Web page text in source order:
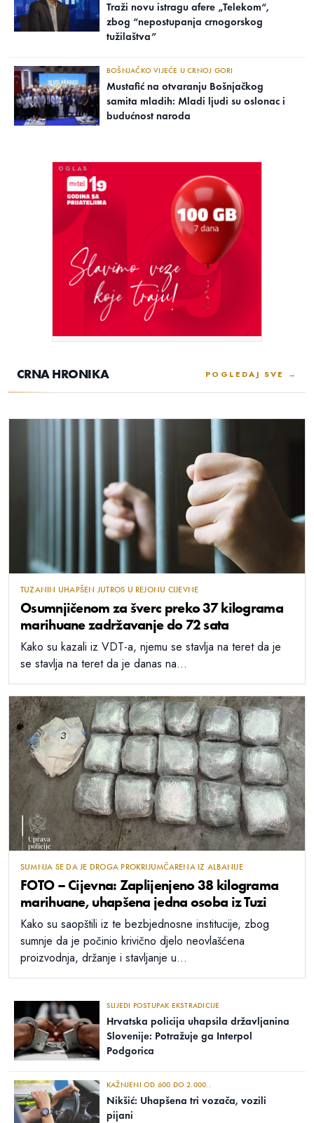
Traži novu istragu afere „Telekom“,
zbog “nepostupanja crnogorskog
tužilaštva”
BOŠNJAČKO VIJEĆE U CRNOJ GORI
Mustafić na otvaranju Bošnjačkog
samita mladih: Mladi ljudi su oslonac i
budućnost naroda
CRNA HRONIKA POGLEDAJ SVE →
TUZANIN UHAPŠEN JUTROS U REJONU CIJEVNE
Osumnjičenom za šverc preko 37 kilograma
marihuane zadržavanje do 72 sata
Kako su kazali iz VDT-a, njemu se stavlja na teret da je
se stavlja na teret da je danas na...
SUMNJA SE DA JE DROGA PROKRIJUMČARENA IZ ALBANIJE
FOTO – Cijevna: Zaplijenjeno 38 kilograma
marihuane, uhapšena jedna osoba iz Tuzi
Kako su saopštili iz te bezbjednosne institucije, zbog
sumnje da je počinio krivično djelo neovlašćena
proizvodnja, držanje i stavljanje u...
SLIJEDI POSTUPAK EKSTRADICIJE
Hrvatska policija uhapsila državljanina
Slovenije: Potražuje ga Interpol
Podgorica
KAŽNJENI OD 600 DO 2.000..
Nikšić: Uhapšena tri vozača, vozili
pijani